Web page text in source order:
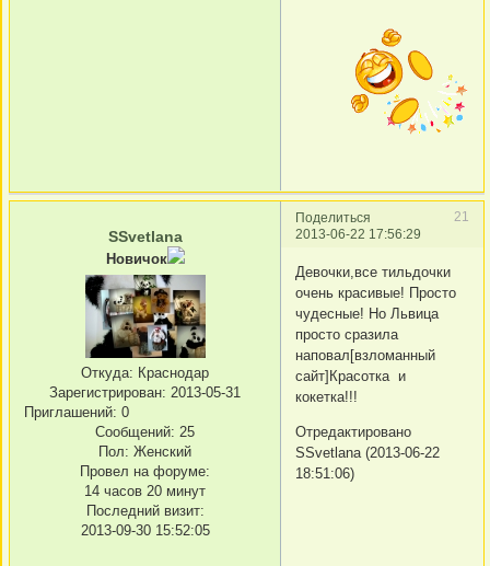
Поделиться
21
2013-06-22 17:56:29
SSvetlana
Новичок
Откуда: Краснодар
Зарегистрирован: 2013-05-31
Приглашений: 0
Сообщений: 25
Пол: Женский
Провел на форуме:
14 часов 20 минут
Последний визит:
2013-09-30 15:52:05
Девочки,все тильдочки
очень красивые! Просто
чудесные! Но Львица
просто сразила
наповал[взломанный
сайт]Красотка и
кокетка!!!
Отредактировано
SSvetlana (2013-06-22
18:51:06)